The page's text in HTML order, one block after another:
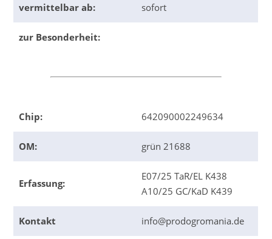
vermittelbar ab: sofort
zur Besonderheit:
Chip: 642090002249634
OM: grün 21688
Erfassung:
E07/25 TaR/EL K438
A10/25 GC/KaD K439
Kontakt info@prodogromania.de